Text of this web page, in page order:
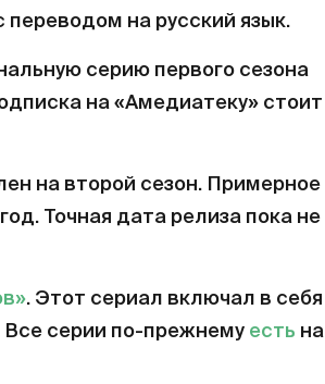
переводом на русский язык.
серию первого сезона
на «Амедиатеку» стоит
на второй сезон. Примерное
Точная дата релиза пока не
. Этот сериал включал в себя
Все серии по-прежнему есть на